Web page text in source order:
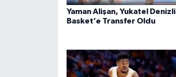
Yaman Alişan, Yukatel Denizli
Basket’e Transfer Oldu